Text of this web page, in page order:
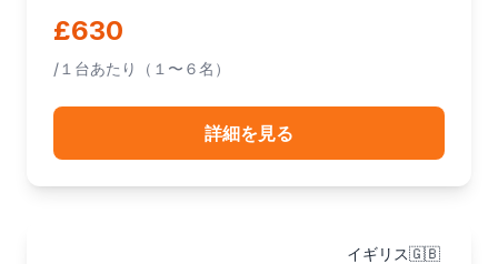
£630
/１台あたり（１〜６名）
詳細を見る
イギリス🇬🇧